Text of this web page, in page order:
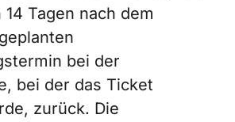
Tagen nach dem
bei der
bei der das Ticket
zurück. Die